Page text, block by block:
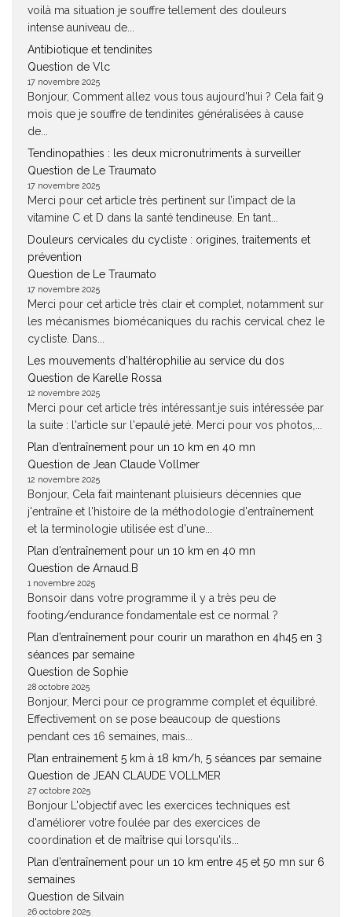
voilà ma situation je souffre tellement des douleurs
intense auniveau de...
Antibiotique et tendinites
Question de Vlc
17 novembre 2025
Bonjour, Comment allez vous tous aujourd'hui ? Cela fait 9
mois que je souffre de tendinites généralisées à cause
de...
Tendinopathies : les deux micronutriments à surveiller
Question de Le Traumato
17 novembre 2025
Merci pour cet article très pertinent sur l’impact de la
vitamine C et D dans la santé tendineuse. En tant...
Douleurs cervicales du cycliste : origines, traitements et
prévention
Question de Le Traumato
17 novembre 2025
Merci pour cet article très clair et complet, notamment sur
les mécanismes biomécaniques du rachis cervical chez le
cycliste. Dans...
Les mouvements d’haltérophilie au service du dos
Question de Karelle Rossa
12 novembre 2025
Merci pour cet article très intéressant.je suis intéressée par
la suite : l'article sur l'epaulé jeté. Merci pour vos photos,...
Plan d’entraînement pour un 10 km en 40 mn
Question de Jean Claude Vollmer
12 novembre 2025
Bonjour, Cela fait maintenant pluisieurs décennies que
j'entraîne et l'histoire de la méthodologie d'entraînement
et la terminologie utilisée est d'une...
Plan d’entraînement pour un 10 km en 40 mn
Question de Arnaud.B
1 novembre 2025
Bonsoir dans votre programme il y a très peu de
footing/endurance fondamentale est ce normal ?
Plan d’entraînement pour courir un marathon en 4h45 en 3
séances par semaine
Question de Sophie
28 octobre 2025
Bonjour, Merci pour ce programme complet et équilibré.
Effectivement on se pose beaucoup de questions
pendant ces 16 semaines, mais...
Plan entrainement 5 km à 18 km/h, 5 séances par semaine
Question de JEAN CLAUDE VOLLMER
27 octobre 2025
Bonjour L'objectif avec les exercices techniques est
d'améliorer votre foulée par des exercices de
coordination et de maîtrise qui lorsqu'ils...
Plan d’entraînement pour un 10 km entre 45 et 50 mn sur 6
semaines
Question de Silvain
26 octobre 2025